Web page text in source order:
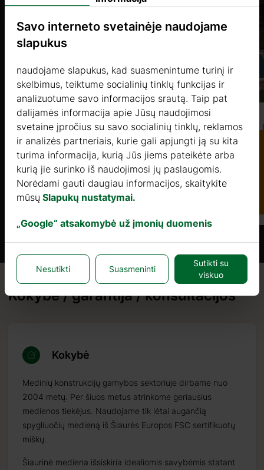
HEBE 6 (44mm) 4,7×4,7m, 22㎡ + 18㎡
Kaina nuo
10787 €
Kokybė / garantija / konsultacijos
Kokybė
Medinių konstrukcijų gamybos sektoriuje dirbame nuo
2004 metų. Per šiuos metus atrinkome geriausius
medienos tiekėjus. Naudojame tik lėtai augančią
spygliuočių medieną iš Šiaurės Europos FSC sertifikuotų
miškų.
Šiaurinė mediena išsiskiria idealiomis savybėmis statant
Savo interneto svetainėje naudojame
slapukus
naudojame slapukus, kad suasmenintume turinį ir
skelbimus, teiktume socialinių tinklų funkcijas ir
analizuotume savo informacijos srautą. Taip pat
dalijamės informacija apie Jūsų naudojimosi
svetaine įpročius su savo socialinių tinklų, reklamos
ir analizės partneriais, kurie gali apjungti ją su kita
turima informacija, kurią Jūs jiems pateikėte arba
kurią jie surinko iš naudojimosi jų paslaugomis.
Norėdami gauti daugiau informacijos, skaitykite
mūsų Slapukų nustatymai.
„Google“ atsakomybė už įmonių duomenis
Nesutikti Suasmeninti
Sutikti su
viskuo